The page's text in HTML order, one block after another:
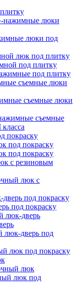
люки
люки под
люк под плитку
под плитку
под плитку
съемные люки
съемные люки
съемные
покраску
под покраску
под покраску
с резиновым
люк с
под покраску
под покраску
дверь
дверь под
люк под покраску
люк
люк под